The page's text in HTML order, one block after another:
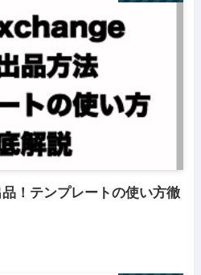
！テンプレートの使い方徹